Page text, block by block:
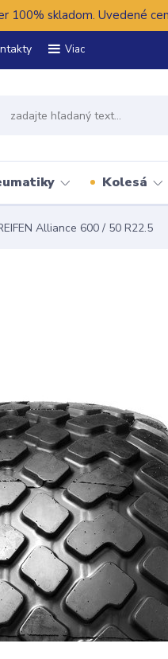
100% skladom. Uvedené
Viac
Kolesá
Alliance 600 / 50 R22.5